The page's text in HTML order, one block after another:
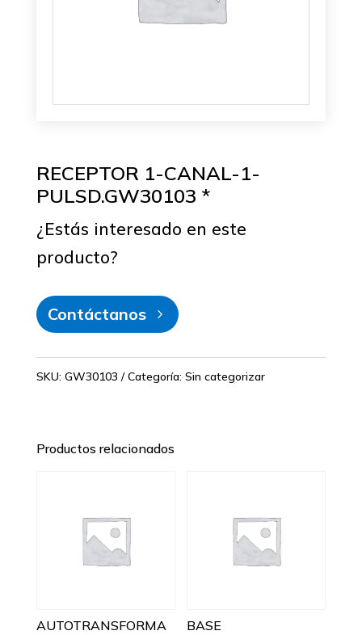
RECEPTOR 1-CANAL-1-
PULSD.GW30103 *
¿Estás interesado en este
producto?
Contáctanos
SKU: GW30103 Categoría: Sin categorizar
Productos relacionados
AUTOTRANSFORMA
BASE